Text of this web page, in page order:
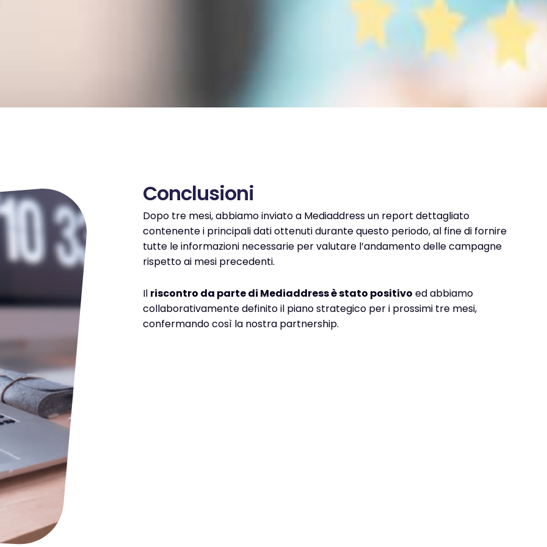
Conclusioni
Dopo tre mesi, abbiamo inviato a Mediaddress un report dettagliato
contenente i principali dati ottenuti durante questo periodo, al fine di fornire
tutte le informazioni necessarie per valutare l’andamento delle campagne
rispetto ai mesi precedenti.
Il riscontro da parte di Mediaddress è stato positivo ed abbiamo
collaborativamente definito il piano strategico per i prossimi tre mesi,
confermando così la nostra partnership.